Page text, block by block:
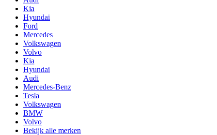
Kia
Hyundai
Ford
Mercedes
Volkswagen
Volvo
Kia
Hyundai
Audi
Mercedes-Benz
Tesla
Volkswagen
BMW
Volvo
Bekijk alle merken